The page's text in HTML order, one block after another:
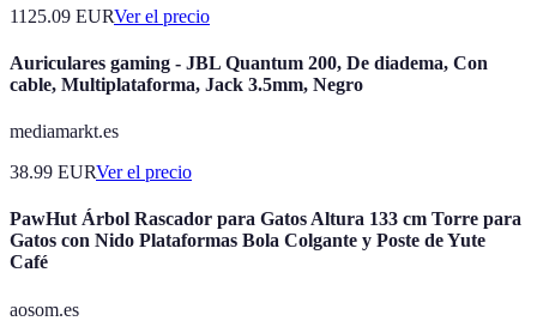
1125.09 EURVer el precio
Auriculares gaming - JBL Quantum 200, De diadema, Con
cable, Multiplataforma, Jack 3.5mm, Negro
mediamarkt.es
38.99 EURVer el precio
PawHut Árbol Rascador para Gatos Altura 133 cm Torre para
Gatos con Nido Plataformas Bola Colgante y Poste de Yute
Café
aosom.es